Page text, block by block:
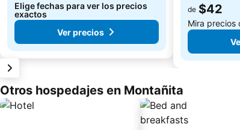
Elige fechas para ver los precios
exactos
Ver precios
de $42
Mira precios
Otros hospedajes en Montañita